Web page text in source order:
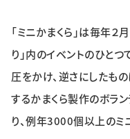
イベント
購読
学生記者募集
「ミニかまくら」は毎年
り」内のイベントのひと
圧をかけ、逆さにしたも
するかまくら製作のボラ
り、例年3000個以上のミ